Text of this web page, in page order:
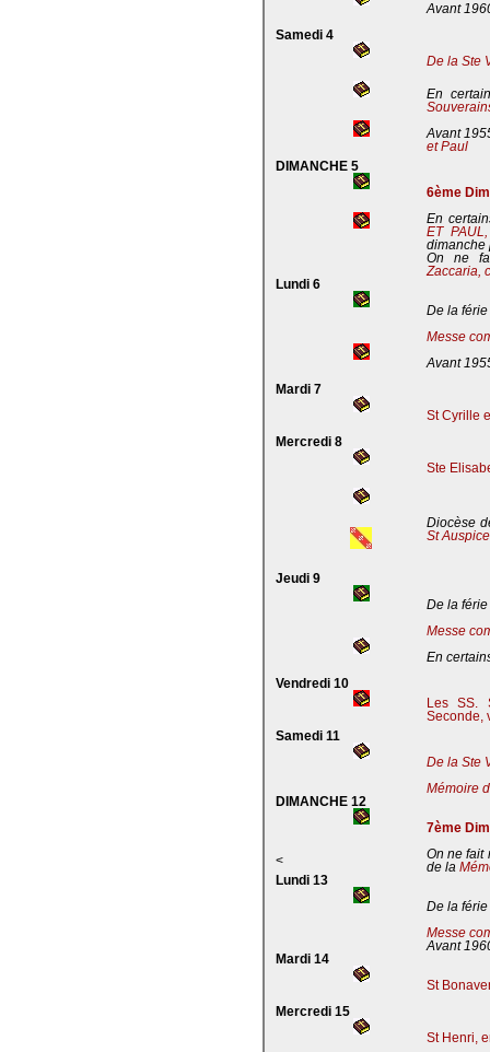
Avant
Samedi 4
De la Ste
En
Avant
et Paul
DIMANCHE 5
6ème
En
ET
dimanche
On ne
Zaccaria,
Lundi 6
De la férie
Messe
Avant
Mardi 7
St Cyrille
Mercredi 8
Ste
Diocèse
St
Jeudi 9
De la férie
Messe
En
Vendredi 10
Les SS.
Seconde,
Samedi 11
De la Ste
Mémoire
DIMANCHE 12
7ème
<
On ne fait
de la
Lundi 13
De la férie
Messe
Avant
Mardi 14
St
Mercredi 15
St Henri,